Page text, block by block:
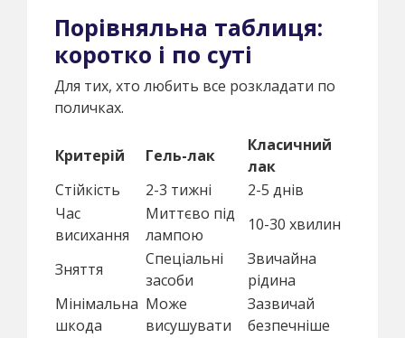
Порівняльна таблиця:
коротко і по суті
Для тих, хто любить все розкладати по
поличках.
Критерій Гель-лак
Класичний
лак
Стійкість
2-3 тижні
2-5 днів
Час
висихання
Миттєво під
лампою
10-30 хвилин
Зняття
Спеціальні
засоби
Звичайна
рідина
Мінімальна
шкода
Може
висушувати
Зазвичай
безпечніше